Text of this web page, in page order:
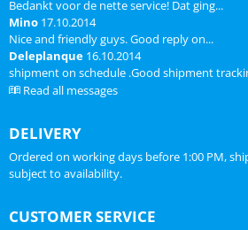
Bedankt voor de nette service! Dat ging...
Mino 17.10.2014
Nice and friendly guys. Good reply on...
Deleplanque 16.10.2014
shipment on schedule .Good shipment
Read all messages
DELIVERY
Ordered on working days before 1:00 PM,
subject to availability.
CUSTOMER SERVICE